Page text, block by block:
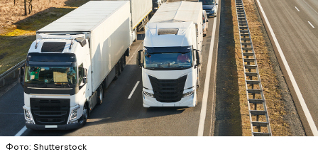
Фото: Shutterstock
химикаты, купленные в интернет-магазине. 13
января 2024 года он подсыпал дихлорэтан в
коктейль возлюбленной, отчего у нее случился
инсульт. Девушка неделюпровела в коме, а после
выписки из больницы узнала, что Миссюра
оформил на нее несколько кредитов.
признал вину и показал следователям, как именно
совершил преступление и где спрятал оружие, из
которого застрелил Мутаева.